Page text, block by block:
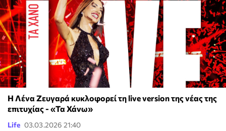
Η Λένα Ζευγαρά κυκλοφορεί τη live version της νέας της
επιτυχίας - «Τα Χάνω»
Life 03.03.2026 21:40